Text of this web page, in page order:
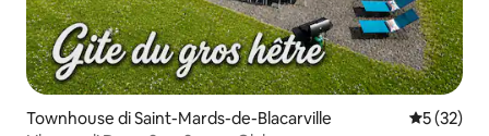
Townhouse di Saint-Mards-de-Blacarville Nilai rata-
5 (32)